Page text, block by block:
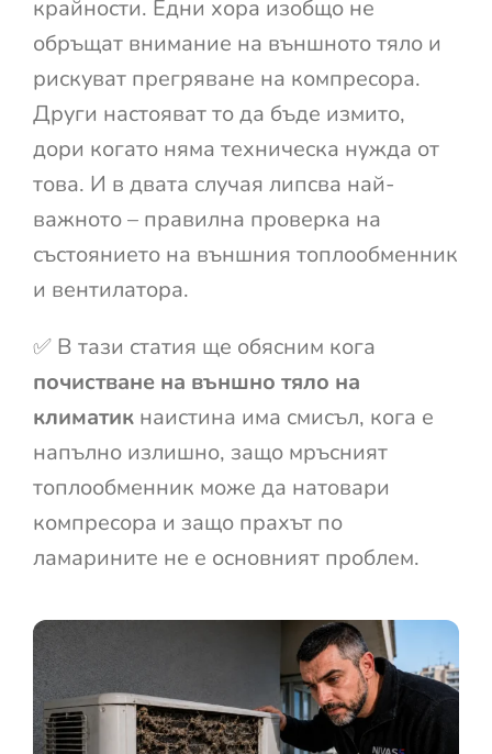
крайности. Едни хора изобщо не
обръщат внимание на външното тяло и
рискуват прегряване на компресора.
Други настояват то да бъде измито,
дори когато няма техническа нужда от
това. И в двата случая липсва най-
важното – правилна проверка на
състоянието на външния топлообменник
и вентилатора.
✅ В тази статия ще обясним кога
почистване на външно тяло на
климатикнаистина има смисъл, кога е
напълно излишно, защо мръсният
топлообменник може да натовари
компресора и защо прахът по
ламарините не е основният проблем.